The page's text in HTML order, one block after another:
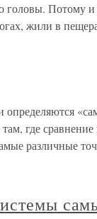
головы. Потому и
жили в
где
различные